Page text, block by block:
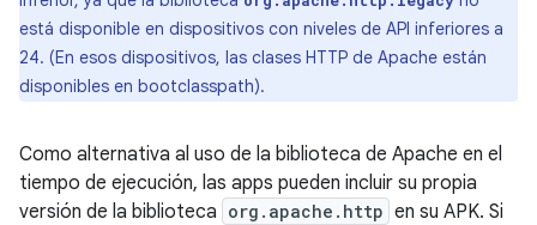
está disponible en dispositivos con niveles de API inferiores a
24. (En esos dispositivos, las clases HTTP de Apache están
disponibles en bootclasspath).
Como alternativa al uso de la biblioteca de Apache en el
tiempo de ejecución, las apps pueden incluir su propia
versión de la biblioteca org.apache.http en su APK. Si